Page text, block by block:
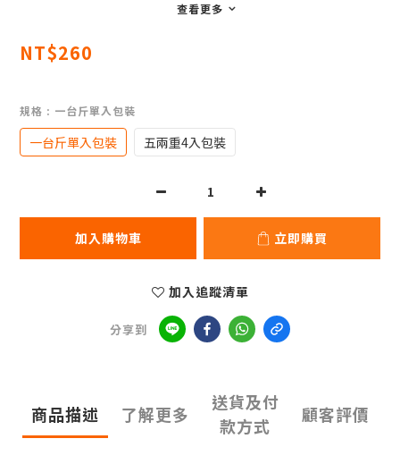
查看更多
NT$260
規格 : 一台斤單入包裝
一台斤單入包裝 五兩重4入包裝
加入購物車 立即購買
加入追蹤清單
分享到
商品描述 了解更多
送貨及付
款方式
顧客評價